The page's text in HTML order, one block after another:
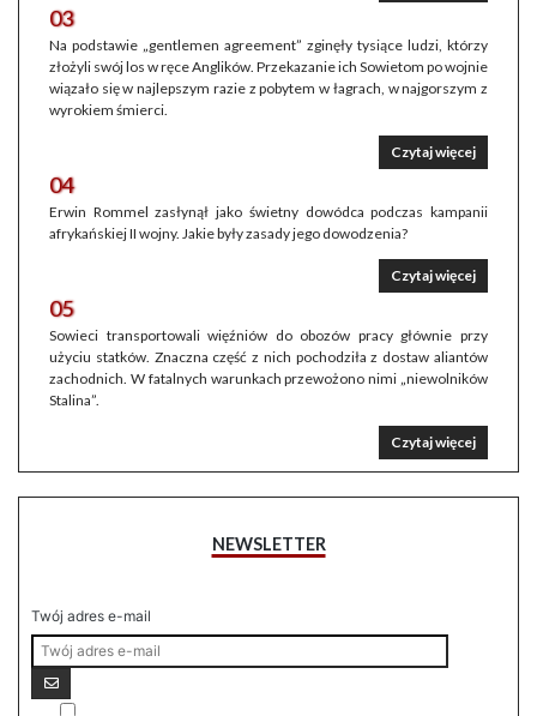
03
Na podstawie „gentlemen agreement” zginęły tysiące ludzi, którzy
złożyli swój los w ręce Anglików. Przekazanie ich Sowietom po wojnie
wiązało się w najlepszym razie z pobytem w łagrach, w najgorszym z
wyrokiem śmierci.
Czytaj więcej
04
Erwin Rommel zasłynął jako świetny dowódca podczas kampanii
afrykańskiej II wojny. Jakie były zasady jego dowodzenia?
Czytaj więcej
05
Sowieci transportowali więźniów do obozów pracy głównie przy
użyciu statków. Znaczna część z nich pochodziła z dostaw aliantów
zachodnich. W fatalnych warunkach przewożono nimi „niewolników
Stalina”.
Czytaj więcej
NEWSLETTER
Twój adres e-mail